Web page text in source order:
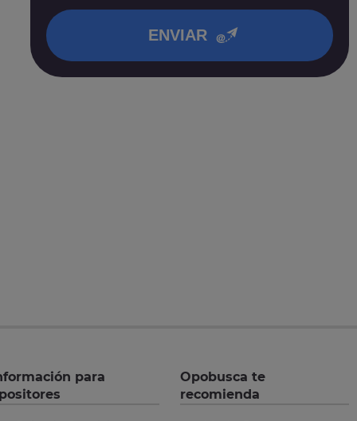
ENVIAR
para
Opobusca te
recomienda